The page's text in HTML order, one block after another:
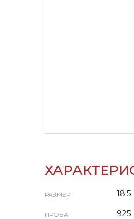
РАЗМЕР 18.5
ПРОБА 925